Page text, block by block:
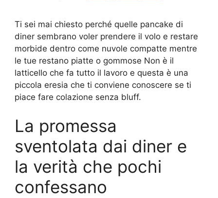
Ti sei mai chiesto perché quelle pancake di
diner sembrano voler prendere il volo e restare
morbide dentro come nuvole compatte mentre
le tue restano piatte o gommose Non è il
latticello che fa tutto il lavoro e questa è una
piccola eresia che ti conviene conoscere se ti
piace fare colazione senza bluff.
La promessa
sventolata dai diner e
la verità che pochi
confessano